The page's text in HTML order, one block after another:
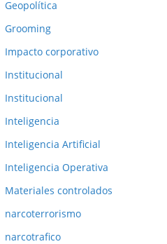
s
Geopolítica
Grooming
Impacto corporativo
Institucional
Institucional
Inteligencia
Inteligencia Artificial
Inteligencia Operativa
Materiales controlados
narcoterrorismo
narcotrafico